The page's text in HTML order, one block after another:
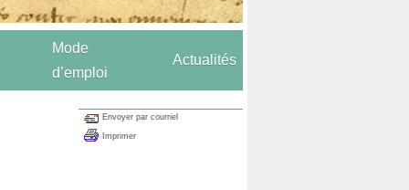
Mode
d’emploi
Actualités
Envoyer par courriel
Imprimer